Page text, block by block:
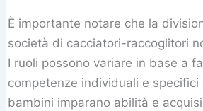
È importante notare che la
società di cacciatori-raccoglitori
I ruoli possono variare in base a
competenze individuali e
bambini imparano abilità e